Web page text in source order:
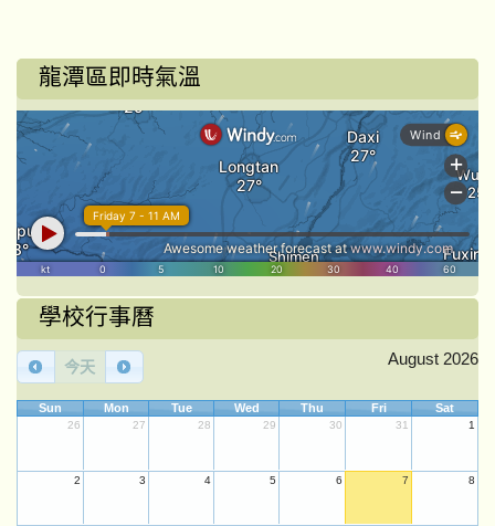
龍潭區即時氣溫
學校行事曆
今天 August 2026
Sun Mon Tue Wed Thu Fri Sat
26 27 28 29 30 31 1
2 3 4 5 6 7 8